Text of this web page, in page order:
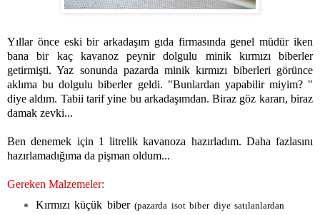
Yıllar önce eski bir arkadaşım gıda firmasında genel müdür iken
bana bir kaç kavanoz peynir dolgulu minik kırmızı biberler
getirmişti. Yaz sonunda pazarda minik kırmızı biberleri görünce
aklıma bu dolgulu biberler geldi. "Bunlardan yapabilir miyim? "
diye aldım. Tabii tarif yine bu arkadaşımdan. Biraz göz kararı, biraz
damak zevki...
Ben denemek için 1 litrelik kavanoza hazırladım. Daha fazlasını
hazırlamadığıma da pişman oldum...
Gereken Malzemeler:
Kırmızı küçük biber(pazarda isot biber diye satılanlardan